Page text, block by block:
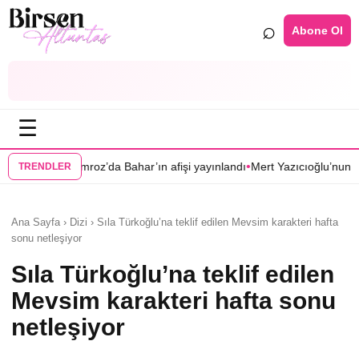
⌕ Abone Ol
☰
TRENDLERafişi yayınlandı• Mert Yazıcıoğlu’nun Aras dizisi ilkbahara
Ana Sayfa › Dizi › Sıla Türkoğlu’na teklif edilen Mevsim karakteri hafta
sonu netleşiyor
Sıla Türkoğlu’na teklif edilen
Mevsim karakteri hafta sonu
netleşiyor